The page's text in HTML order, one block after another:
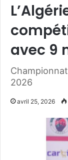
avec 9
2026
avril 25, 2026